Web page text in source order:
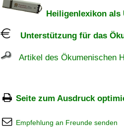
Heiligenlexikon als
Unterstützung für das
Artikel des Ökumenischen
Seite zum Ausdruck
Empfehlung an Freunde senden